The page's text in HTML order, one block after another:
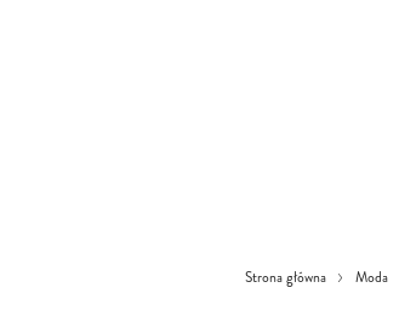
Strona główna Moda